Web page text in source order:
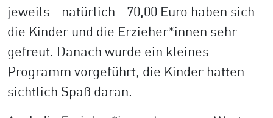
jeweils - natürlich - 70,00 Euro haben sich
die Kinder und die Erzieher*innen sehr
gefreut. Danach wurde ein kleines
Programm vorgeführt, die Kinder hatten
sichtlich Spaß daran.